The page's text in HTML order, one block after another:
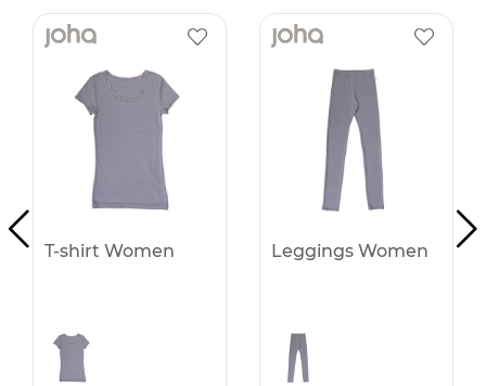
T-shirt Women Leggings Women